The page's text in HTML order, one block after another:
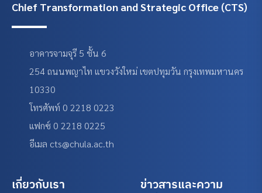
Chief Transformation and Strategic Office (CTS)
อาคารจามจุรี 5 ชั้น 6
254 ถนนพญาไท แขวงวังใหม่ เขตปทุมวัน กรุงเทพมหานคร
10330
โทรศัพท์ 0 2218 0223
แฟกซ์ 0 2218 0225
อีเมล cts@chula.ac.th
เกี่ยวกับเรา
ข่าวสารและความ